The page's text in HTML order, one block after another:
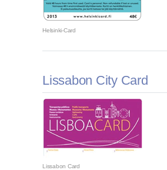
Helsinki-Card
Lissabon City Card
Lissabon Card